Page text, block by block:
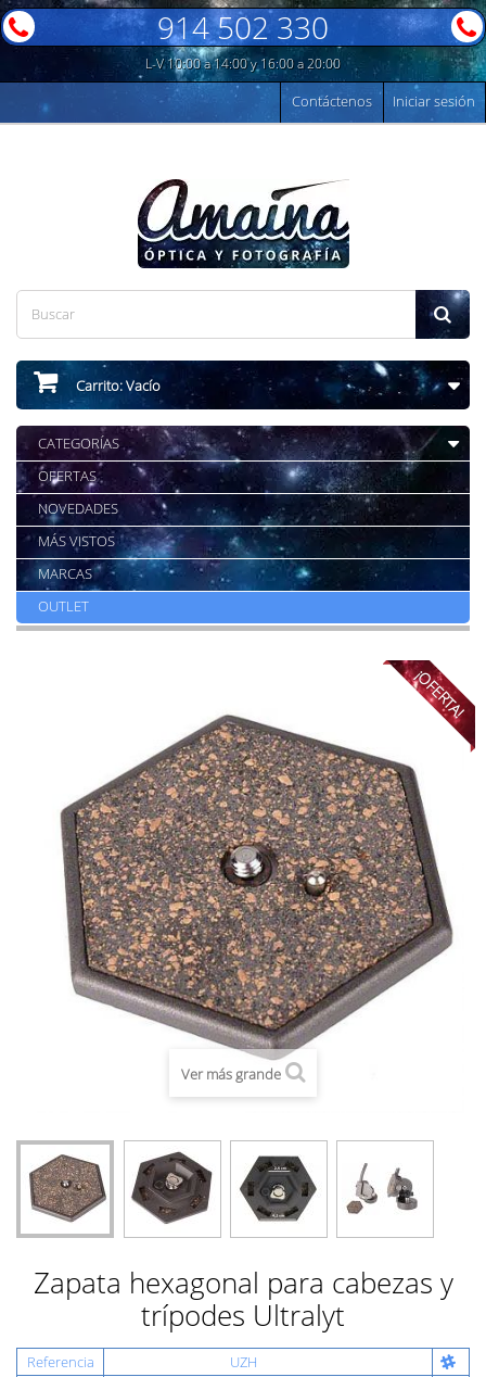
914 502 330
L-V 10:00 a 14:00 y 16:00 a 20:00
Iniciar sesión
Contáctenos
Carrito:Vacío
CATEGORÍAS
OFERTAS
NOVEDADES
MÁS VISTOS
MARCAS
OUTLET
¡OFERTA!
Ver más grande
Zapata hexagonal para cabezas y
trípodes Ultralyt
Referencia
UZH